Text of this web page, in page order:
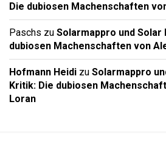
Die dubiosen Machenschaften
Paschs zu Solarmappro und
dubiosen Machenschaften von
Hofmann Heidi zu Solarmappro
Kritik: Die dubiosen
Loran